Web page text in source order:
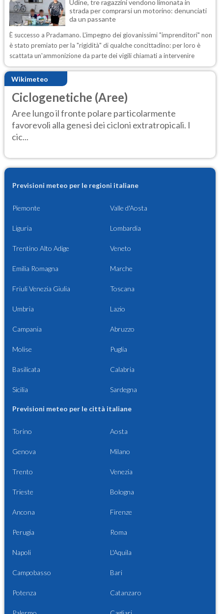
Udine, tre ragazzini vendono limonata in
strada per comprarsi un motorino: denunciati
da un passante
È successo a Pradamano. L'impegno dei giovanissimi "imprenditori" non
è stato premiato per la "rigidità" di qualche concittadino: per loro è
scattata un'ammonizione da parte dei vigili chiamati a intervenire
Wikimeteo
Ciclogenetiche (Aree)
Aree lungo il fronte polare particolarmente
favorevoli alla genesi dei cicloni extratropicali. I
cic...
Previsioni meteo per le regioni italiane
Piemonte Valle d'Aosta
Liguria Lombardia
Trentino Alto Adige Veneto
Emilia Romagna Marche
Friuli Venezia Giulia Toscana
Umbria Lazio
Campania Abruzzo
Molise Puglia
Basilicata Calabria
Sicilia Sardegna
Previsioni meteo per le città italiane
Torino Aosta
Genova Milano
Trento Venezia
Trieste Bologna
Ancona Firenze
Perugia Roma
Napoli L'Aquila
Campobasso Bari
Potenza Catanzaro